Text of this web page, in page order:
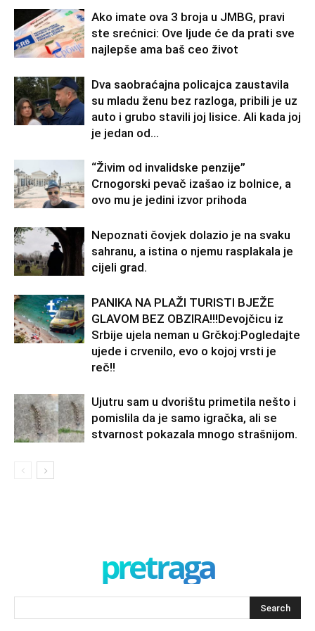
Ako imate ova 3 broja u JMBG, pravi
ste srećnici: Ove ljude će da prati sve
najlepše ama baš ceo život
Dva saobraćajna policajca zaustavila
su mladu ženu bez razloga, pribili je uz
auto i grubo stavili joj lisice. Ali kada joj
je jedan od...
“Živim od invalidske penzije”
Crnogorski pevač izašao iz bolnice, a
ovo mu je jedini izvor prihoda
Nepoznati čovjek dolazio je na svaku
sahranu, a istina o njemu rasplakala je
cijeli grad.
PANIKA NA PLAŽI TURISTI BJEŽE
GLAVOM BEZ OBZIRA!!!Devojčicu iz
Srbije ujela neman u Grčkoj:Pogledajte
ujede i crvenilo, evo o kojoj vrsti je
reč!!
Ujutru sam u dvorištu primetila nešto i
pomislila da je samo igračka, ali se
stvarnost pokazala mnogo strašnijom.
pretraga